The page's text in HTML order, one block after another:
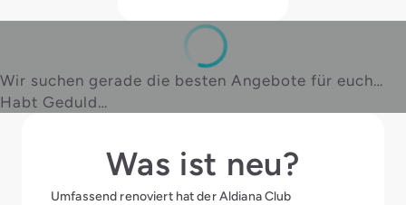
Wir suchen gerade die besten Angebote für euch…
Habt Geduld…
Was ist neu?
Umfassend renoviert hat der Aldiana Club